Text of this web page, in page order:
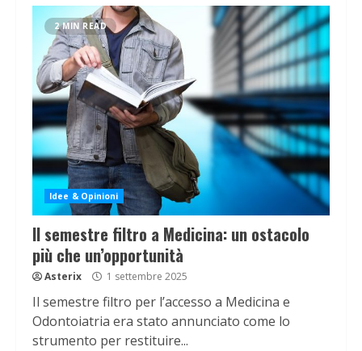
2 MIN READ
Idee & Opinioni
Il semestre filtro a Medicina: un ostacolo
più che un’opportunità
Asterix 1 settembre 2025
Il semestre filtro per l’accesso a Medicina e
Odontoiatria era stato annunciato come lo
strumento per restituire...